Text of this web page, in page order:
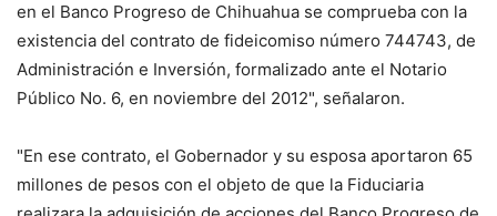
en el Banco Progreso de Chihuahua se comprueba con la
existencia del contrato de fideicomiso número 744743, de
Administración e Inversión, formalizado ante el Notario
Público No. 6, en noviembre del 2012", señalaron.
"En ese contrato, el Gobernador y su esposa aportaron 65
millones de pesos con el objeto de que la Fiduciaria